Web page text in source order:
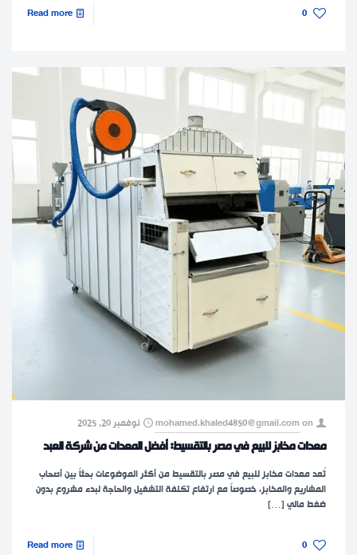
0
Read more
mohamed.khaled4850@gmail.comon نوفمبر 20, 2025
معدات مخابز للبيع في مصر بالتقسيط: أفضل المعدات من شركة العبد
تُعد معدات مخابز للبيع في مصر بالتقسيط من أكثر الموضوعات بحثاً بين أصحاب
المشاريع والمخابز، خصوصاً مع ارتفاع تكلفة التشغيل والحاجة لبدء مشروع بدون
ضغط مالي[…]
0
Read more